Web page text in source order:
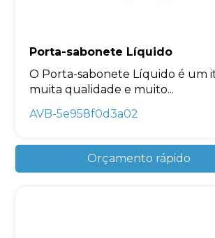
Porta-sabonete Líquido
O Porta-sabonete Líquido é um
muita qualidade e muito...
AVB-5e958f0d3a02
Orçamento rápido